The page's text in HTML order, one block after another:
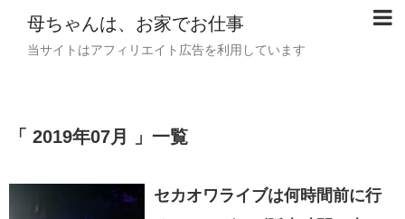
母ちゃんは、お家でお仕事
当サイトはアフィリエイト広告を利用しています
「 2019年07月 」一覧
セカオワライブは何時間前に行